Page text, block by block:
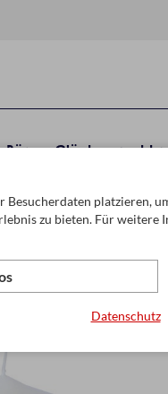
Büro
platzieren,
zu bieten. Für
Datenschutz